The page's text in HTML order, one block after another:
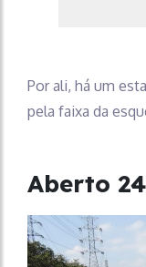
Por ali, há um
pela faixa da
Aberto